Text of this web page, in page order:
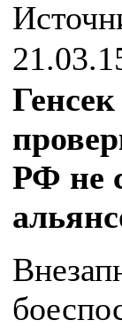
РФ не